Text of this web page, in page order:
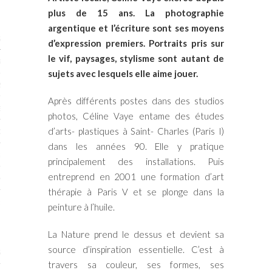
2019
PA2019
2019
plus de 15 ans. La photographie
argentique et l’écriture sont ses moyens
d’expression premiers. Portraits pris sur
le vif, paysages, stylisme sont autant de
sujets avec lesquels elle aime jouer.
Après différents postes dans des studios
photos, Céline Vaye entame des études
d’arts- plastiques à Saint- Charles (Paris I)
dans les années 90. Elle y pratique
principalement des installations. Puis
entreprend en 2001 une formation d’art
thérapie à Paris V et se plonge dans la
peinture à l’huile.
La Nature prend le dessus et devient sa
source d’inspiration essentielle. C’est à
travers sa couleur, ses formes, ses